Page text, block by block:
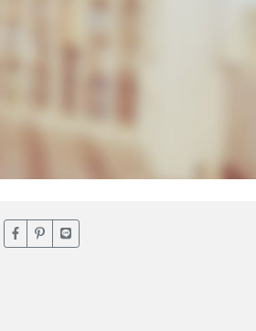
臉書分享(另開新視窗)
噗浪分享(另開新視窗)
Line分享(另開新視窗)